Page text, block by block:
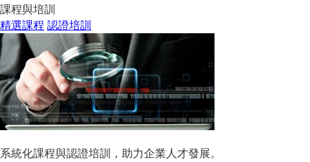
課程與培訓
精選課程 認證培訓
系統化課程與認證培訓，助力企業人才發展。